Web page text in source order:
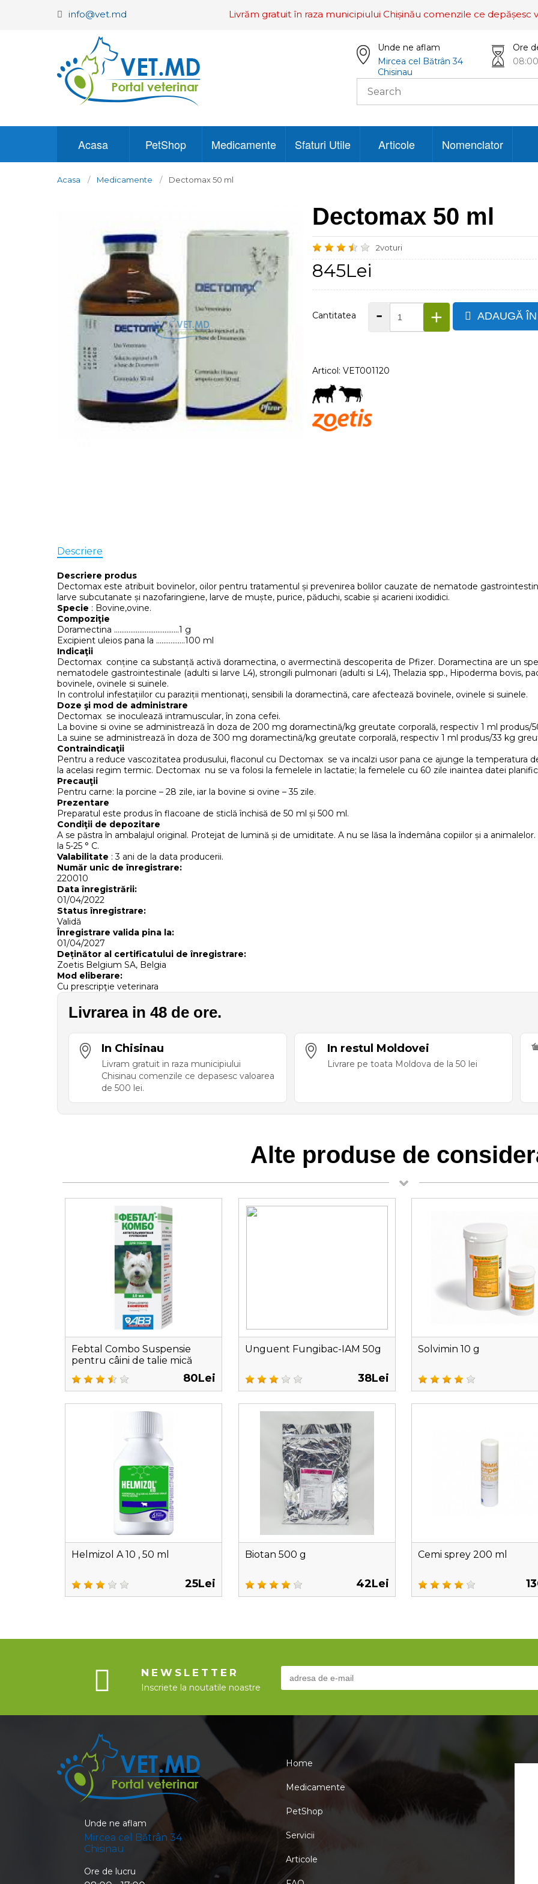
info@vet.md Livrăm gratuit în raza municipiului Chișinău comenzile ce depășesc
Unde ne aflam
Mircea cel Bătrân 34
Chisinau
Ore
Acasa PetShop Medicamente Sfaturi Utile Articole Nomenclator
Acasa Medicamente Dectomax 50 ml
Dectomax 50 ml
2voturi
845Lei
Cantitatea - + ADAUGĂ
Articol: VET001120
Descriere
Descriere produs
Dectomax este atribuit bovinelor, oilor pentru tratamentul și prevenirea bolilor cauzate de nematode
larve subcutanate și nazofaringiene, larve de muște, purice, păduchi, scabie și acarieni ixodidici.
Specie : Bovine,ovine.
Compoziţie
Doramectina ………………………………1 g
Excipient uleios pana la …………….100 ml
Indicaţii
Dectomax conține ca substanță activă doramectina, o avermectină descoperita de Pfizer. Doramectina are un
nematodele gastrointestinale (adulti si larve L4), strongili pulmonari (adulti si L4), Thelazia spp., Hipoderma bovis,
bovinele, ovinele si suinele.
In controlul infestațiilor cu paraziții mentionați, sensibili la doramectină, care afectează bovinele, ovinele si suinele.
Doze şi mod de administrare
Dectomax se inoculează intramuscular, în zona cefei.
La bovine si ovine se administrează în doza de 200 mg doramectină/kg greutate corporală, respectiv 1 ml produs/
La suine se administrează în doza de 300 mg doramectină/kg greutate corporală, respectiv 1 ml produs/33 kg
Contraindicaţii
Pentru a reduce vascozitatea produsului, flaconul cu Dectomax se va incalzi usor pana ce ajunge la temperatura
la acelasi regim termic. Dectomax nu se va folosi la femelele in lactatie; la femelele cu 60 zile inaintea datei
Precauţii
Pentru carne: la porcine – 28 zile, iar la bovine si ovine – 35 zile.
Prezentare
Preparatul este produs în flacoane de sticlă închisă de 50 ml și 500 ml.
Condiţii de depozitare
A se păstra în ambalajul original. Protejat de lumină și de umiditate. A nu se lăsa la îndemâna copiilor și a
la 5-25 ° C.
Valabilitate : 3 ani de la data producerii.
Număr unic de înregistrare:
220010
Data înregistrării:
01/04/2022
Status înregistrare:
Validă
Înregistrare valida pina la:
01/04/2027
Deținător al certificatului de înregistrare:
Zoetis Belgium SA, Belgia
Mod eliberare:
Cu prescripţie veterinara
Livrarea in 48 de ore.
In Chisinau
Livram gratuit in raza municipiului
Chisinau comenzile ce depasesc valoarea
de 500 lei.
In restul Moldovei
Livrare pe toata Moldova de la 50 lei
Alte produse de
Febtal Combo Suspensie
pentru câini de talie mică
80Lei
Unguent Fungibac-IAM 50g
38Lei
Solvimin 10 g
Helmizol A 10 , 50 ml
25Lei
Biotan 500 g
42Lei
Cemi sprey 200 ml
NEWSLETTER
Inscriete la noutatile noastre
Unde ne aflam
Mircea cel Bătrân 34
Chisinau
Ore de lucru
Home
Medicamente
PetShop
Servicii
Articole